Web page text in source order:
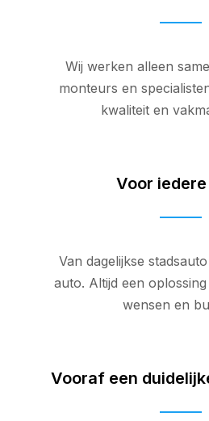
Wij werken alleen
monteurs en
kwaliteit en
Voor
Van dagelijkse
auto. Altijd een
wensen en
Vooraf een